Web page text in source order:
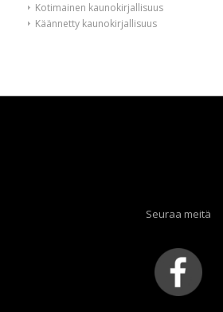
Kotimainen kaunokirjallisuus
Käännetty kaunokirjallisuus
Seuraa meitä